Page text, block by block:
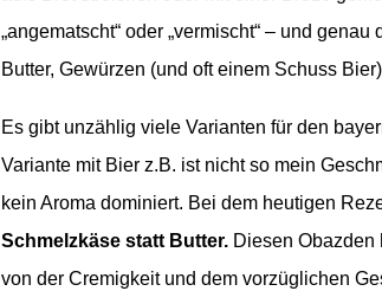
„angematscht“ oder „vermischt“ – und
Butter, Gewürzen (und oft einem Schuss
Es gibt unzählig viele Varianten für den
Variante mit Bier z.B. ist nicht so mein
kein Aroma dominiert. Bei dem heutigen
Schmelzkäse statt Butter. Diesen
von der Cremigkeit und dem vorzüglichen